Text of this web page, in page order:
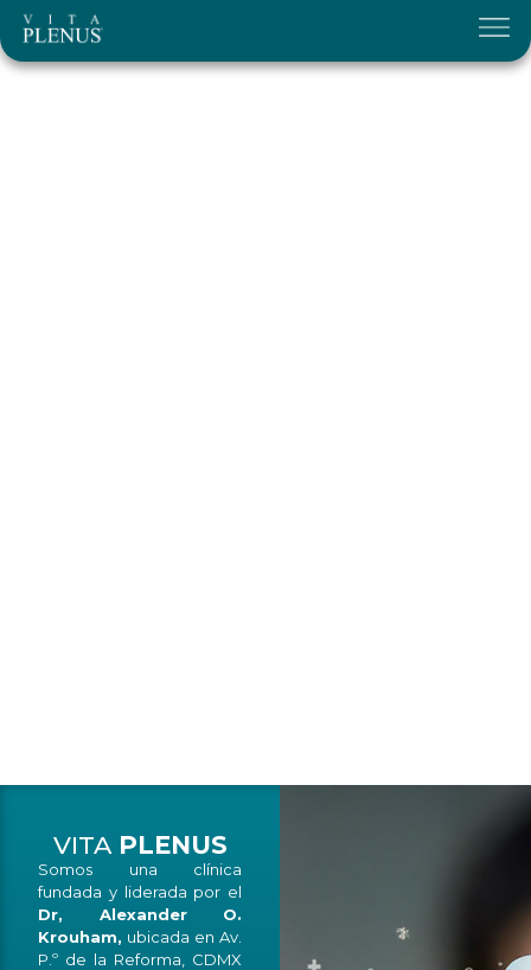
VITA PLENUS
Somos una clínica
fundada y liderada por el
Dr, Alexander O.
Krouham, ubicada en Av.
P.º de la Reforma, CDMX